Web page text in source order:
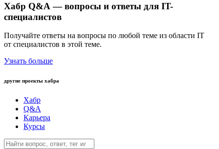
Хабр Q&A — вопросы и ответы для IT-
специалистов
Получайте ответы на вопросы по любой теме из области IT
от специалистов в этой теме.
Узнать больше
другие проекты хабра
Хабр
Q&A
Карьера
Курсы